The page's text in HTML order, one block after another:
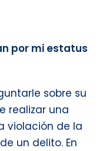
por mi estatus
sobre su
realizar una
violación de la
un delito. En